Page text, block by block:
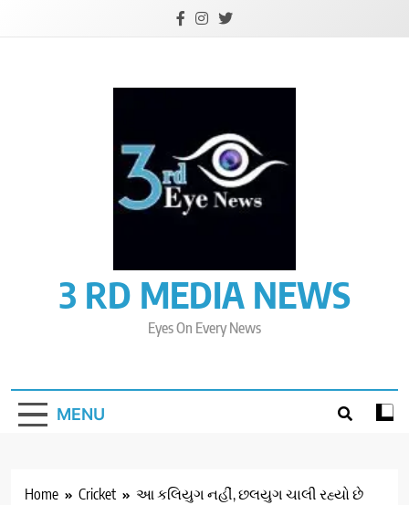
3 RD MEDIA NEWS
Eyes On Every News
MENU
Home Cricket આ કલિયુગ નહીં, છલયુગ ચાલી રહ્યો છે